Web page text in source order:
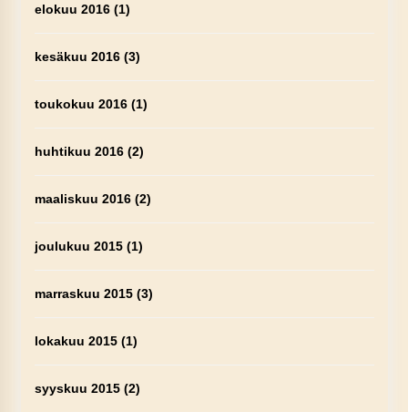
elokuu 2016(1)
kesäkuu 2016(3)
toukokuu 2016(1)
huhtikuu 2016(2)
maaliskuu 2016(2)
joulukuu 2015(1)
marraskuu 2015(3)
lokakuu 2015(1)
syyskuu 2015(2)